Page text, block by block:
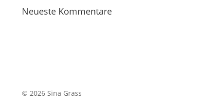
Neueste Kommentare
© 2026 Sina Grass